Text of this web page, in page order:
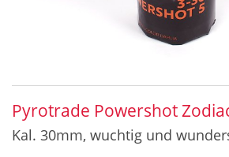
Pyrotrade Powershot
Kal. 30mm, wuchtig und